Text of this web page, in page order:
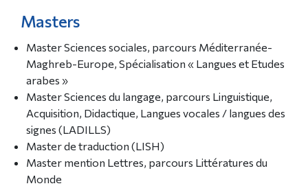
Masters
Master Sciences sociales, parcours Méditerranée-
Maghreb-Europe, Spécialisation « Langues et Etudes
arabes »
Master Sciences du langage, parcours Linguistique,
Acquisition, Didactique, Langues vocales / langues des
signes (LADILLS)
Master de traduction (LISH)
Master mention Lettres, parcours Littératures du
Monde